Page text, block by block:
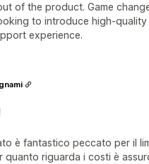
of the product. Game
to introduce high-
experience.
è fantastico peccato per il
quanto riguarda i costi è